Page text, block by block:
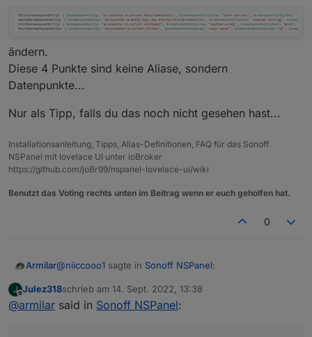
ändern.
Diese 4 Punkte sind keine Aliase, sondern
Datenpunkte...
Nur als Tipp, falls du das noch nicht gesehen hast...
Installationsanleitung, Tipps, Alias-Definitionen, FAQ für das Sonoff
NSPanel mit lovelace UI unter ioBroker
https://github.com/joBr99/nspanel-lovelace-ui/wiki
Benutzt das Voting rechts unten im Beitrag wenn er euch geholfen hat.
0
Armilar@niiccooo1 sagte in Sonoff NSPanel:
@jens-wozny
J
Offline
Julez318schrieb am 14. Sept. 2022, 13:38
zuletzt editiert von
@armilar said in Sonoff NSPanel: